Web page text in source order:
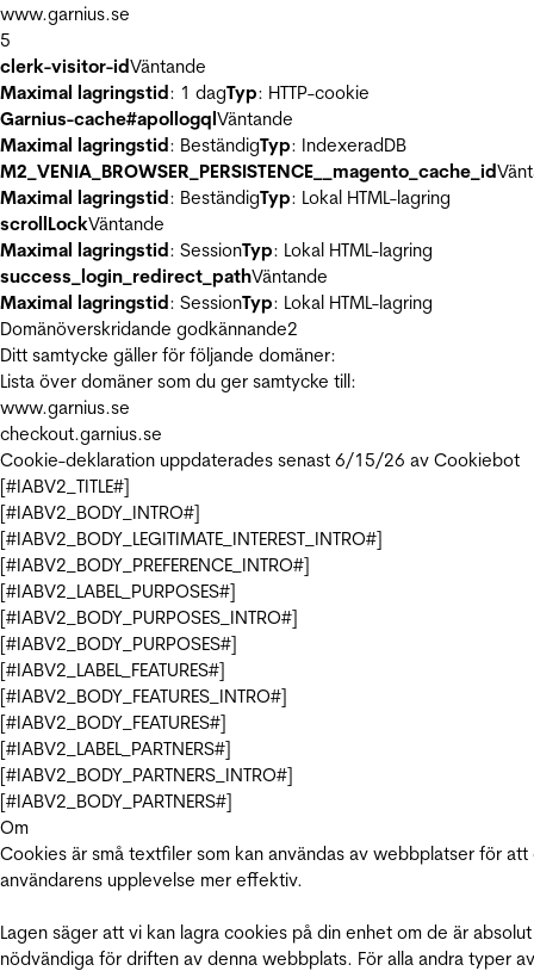
www.garnius.se
5
clerk-visitor-idVäntande
Maximal lagringstid: 1 dagTyp: HTTP-cookie
Garnius-cache#apollogqlVäntande
Maximal lagringstid: BeständigTyp: IndexeradDB
M2_VENIA_BROWSER_PERSISTENCE__magento_cache_id
Maximal lagringstid: BeständigTyp: Lokal HTML-lagring
scrollLockVäntande
Maximal lagringstid: SessionTyp: Lokal HTML-lagring
success_login_redirect_pathVäntande
Maximal lagringstid: SessionTyp: Lokal HTML-lagring
Domänöverskridande godkännande2
Ditt samtycke gäller för följande domäner:
Lista över domäner som du ger samtycke till:
www.garnius.se
checkout.garnius.se
Cookie-deklaration uppdaterades senast 6/15/26 av Cookiebot
[#IABV2_TITLE#]
[#IABV2_BODY_INTRO#]
[#IABV2_BODY_LEGITIMATE_INTEREST_INTRO#]
[#IABV2_BODY_PREFERENCE_INTRO#]
[#IABV2_LABEL_PURPOSES#]
[#IABV2_BODY_PURPOSES_INTRO#]
[#IABV2_BODY_PURPOSES#]
[#IABV2_LABEL_FEATURES#]
[#IABV2_BODY_FEATURES_INTRO#]
[#IABV2_BODY_FEATURES#]
[#IABV2_LABEL_PARTNERS#]
[#IABV2_BODY_PARTNERS_INTRO#]
[#IABV2_BODY_PARTNERS#]
Om
Cookies är små textfiler som kan användas av webbplatser för att
användarens upplevelse mer effektiv.
Lagen säger att vi kan lagra cookies på din enhet om de är absolut
nödvändiga för driften av denna webbplats. För alla andra typer av